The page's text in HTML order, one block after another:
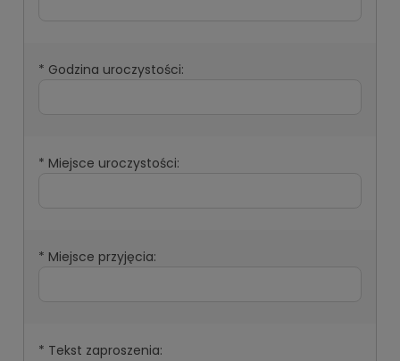
* Godzina uroczystości:
* Miejsce uroczystości:
* Miejsce przyjęcia:
* Tekst zaproszenia: